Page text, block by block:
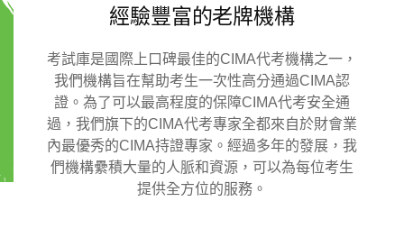
經驗豐富的老牌機構
考試庫是國際上口碑最佳的CIMA代考機構之一，
我們機構旨在幫助考生一次性高分通過CIMA認
證。為了可以最高程度的保障CIMA代考安全通
過，我們旗下的CIMA代考專家全都來自於財會業
內最優秀的CIMA持證專家。經過多年的發展，我
們機構纍積大量的人脈和資源，可以為每位考生
提供全方位的服務。